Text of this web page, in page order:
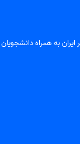
به همراه دانشجویان